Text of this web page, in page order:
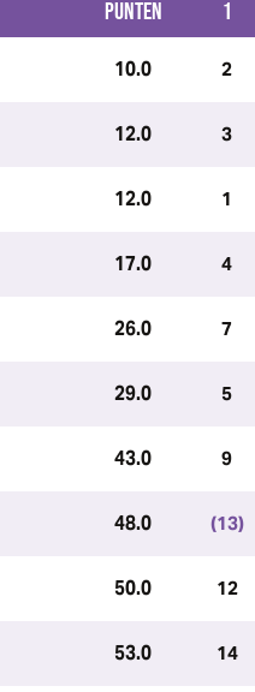
PUNTEN 1
10.0 2
12.0 3
12.0 1
17.0 4
26.0 7
29.0 5
43.0 9
48.0 (13)
50.0 12
53.0 14